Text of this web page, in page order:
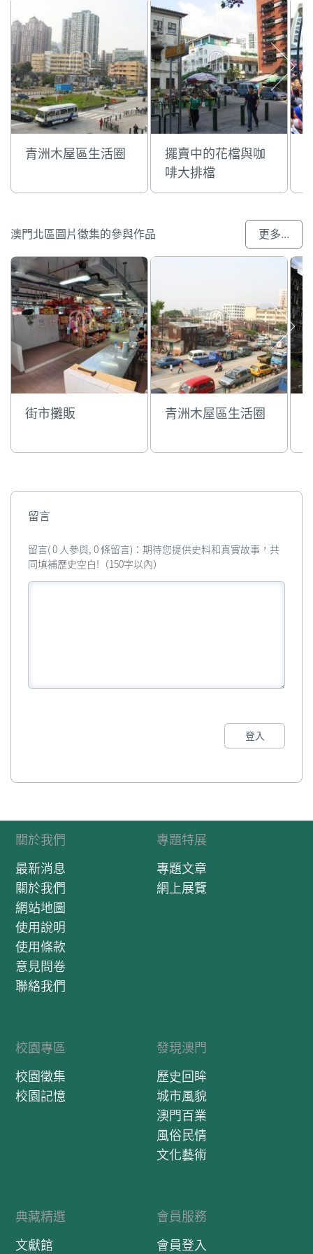
青洲木屋區生活圈
擺賣中的花檔與咖
啡大排檔
澳門北區圖片徵集的參與作品 更多...
街市攤販 青洲木屋區生活圈
留言
留言( 0 人參與, 0 條留言)：期待您提供史料和真實故事，共
同填補歷史空白!（150字以內）
登入
關於我們
最新消息
關於我們
網站地圖
使用說明
使用條款
意見問卷
聯絡我們
專題特展
專題文章
網上展覽
校園專區
校園徵集
校園記憶
發現澳門
歷史回眸
城市風貌
澳門百業
風俗民情
文化藝術
典藏精選
文獻館
會員服務
會員登入